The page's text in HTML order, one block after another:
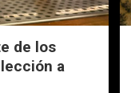
de los
a